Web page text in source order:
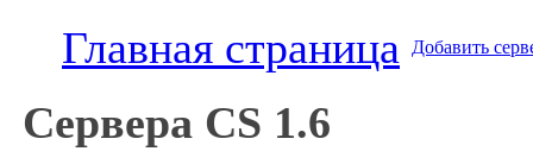
Главная страница Добавить
Сервера CS 1.6